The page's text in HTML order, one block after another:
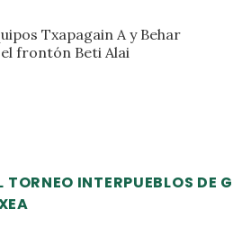
Txapagain A y Behar
el frontón Beti Alai
TORNEO INTERPUEBLOS DE